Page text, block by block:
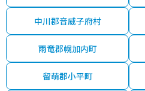
中川郡音威子府村
雨竜郡幌加内町
留萌郡小平町